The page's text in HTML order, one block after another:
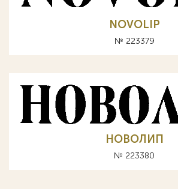
NOVOLIP
№ 223379
НОВОЛИП
№ 223380